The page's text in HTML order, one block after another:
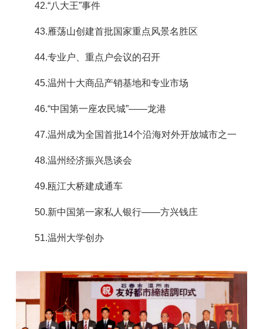
42.“八大王”事件
43.雁荡山创建首批国家重点风景名胜区
44.专业户、重点户会议的召开
45.温州十大商品产销基地和专业市场
46.“中国第一座农民城”——龙港
47.温州成为全国首批14个沿海对外开放城市之一
48.温州经济振兴恳谈会
49.瓯江大桥建成通车
50.新中国第一家私人银行——方兴钱庄
51.温州大学创办